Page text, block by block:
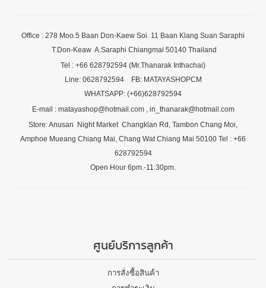
Office : 278 Moo.5 Baan Don-Kaew Soi. 11 Baan Klang Suan Saraphi
T.Don-Keaw A.Saraphi Chiangmai 50140 Thailand
Tel : +66 628792594 (Mr.Thanarak Inthachai)
Line: 0628792594 FB: MATAYASHOPCM
WHATSAPP: (+66)628792594
E-mail : matayashop@hotmail.com , in_thanarak@hotmail.com
Store: Anusan Night Market Changklan Rd, Tambon Chang Moi,
Amphoe Mueang Chiang Mai, Chang Wat Chiang Mai 50100 Tel : +66
628792594
Open Hour 6pm.-11.30pm.
ศูนย์บริการลูกค้า
การสั่งซื้อสินค้า